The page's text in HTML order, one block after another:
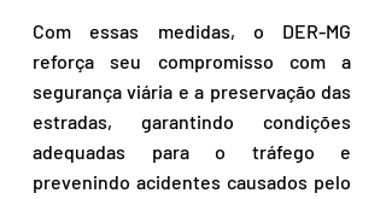
Com essas medidas, o DER-MG
reforça seu compromisso com a
segurança viária e a preservação das
estradas, garantindo condições
adequadas para o tráfego e
prevenindo acidentes causados pelo